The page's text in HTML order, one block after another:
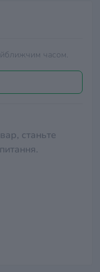
часом.
станьте